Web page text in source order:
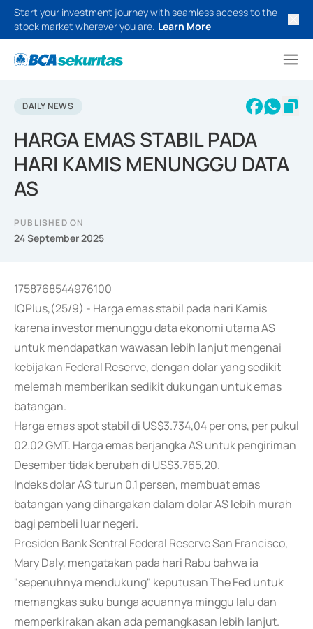
Start your investment journey with seamless access to the
stock market wherever you are. Learn More
DAILY NEWS
HARGA EMAS STABIL PADA
HARI KAMIS MENUNGGU DATA
AS
PUBLISHED ON
24 September 2025
1758768544976100
IQPlus,(25/9) - Harga emas stabil pada hari Kamis
karena investor menunggu data ekonomi utama AS
untuk mendapatkan wawasan lebih lanjut mengenai
kebijakan Federal Reserve, dengan dolar yang sedikit
melemah memberikan sedikit dukungan untuk emas
batangan.
Harga emas spot stabil di US$3.734,04 per ons, per pukul
02.02 GMT. Harga emas berjangka AS untuk pengiriman
Desember tidak berubah di US$3.765,20.
Indeks dolar AS turun 0,1 persen, membuat emas
batangan yang dihargakan dalam dolar AS lebih murah
bagi pembeli luar negeri.
Presiden Bank Sentral Federal Reserve San Francisco,
Mary Daly, mengatakan pada hari Rabu bahwa ia
"sepenuhnya mendukung" keputusan The Fed untuk
memangkas suku bunga acuannya minggu lalu dan
memperkirakan akan ada pemangkasan lebih lanjut.